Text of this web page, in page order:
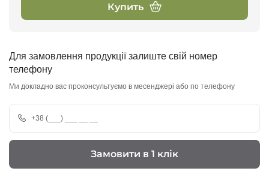
Купить
Для замовлення продукції залиште свій номер
телефону
Ми докладно вас проконсультуємо в месенджері або по телефону
Замовити в 1 клік